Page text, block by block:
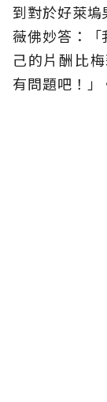
到對於好萊
薇佛妙答：
己的片酬比
有問題吧！」